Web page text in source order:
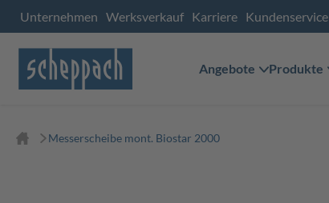
Unternehmen Werksverkauf Karriere Kundenservice
Angebote Produkte
Messerscheibe mont. Biostar 2000